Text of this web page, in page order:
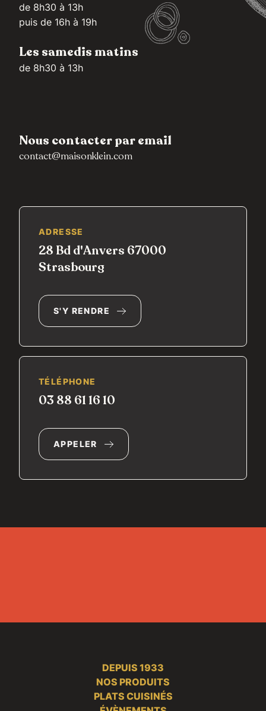
de 8h30 à 13h
puis de 16h à 19h
Les samedis matins
de 8h30 à 13h
Nous contacter par email
contact@maisonklein.com
ADRESSE
28 Bd d'Anvers 67000
Strasbourg
S'Y RENDRE
TÉLÉPHONE
03 88 61 16 10
APPELER
DEPUIS 1933
NOS PRODUITS
PLATS CUISINÉS